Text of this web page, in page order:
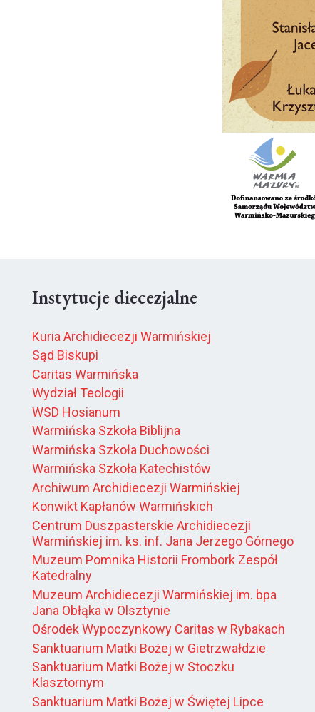
Instytucje diecezjalne
Kuria Archidiecezji Warmińskiej
Sąd Biskupi
Caritas Warmińska
Wydział Teologii
WSD Hosianum
Warmińska Szkoła Biblijna
Warmińska Szkoła Duchowości
Warmińska Szkoła Katechistów
Archiwum Archidiecezji Warmińskiej
Konwikt Kapłanów Warmińskich
Centrum Duszpasterskie Archidiecezji
Warmińskiej im. ks. inf. Jana Jerzego Górnego
Muzeum Pomnika Historii Frombork Zespół
Katedralny
Muzeum Archidiecezji Warmińskiej im. bpa
Jana Obłąka w Olsztynie
Ośrodek Wypoczynkowy Caritas w Rybakach
Sanktuarium Matki Bożej w Gietrzwałdzie
Sanktuarium Matki Bożej w Stoczku
Klasztornym
Sanktuarium Matki Bożej w Świętej Lipce